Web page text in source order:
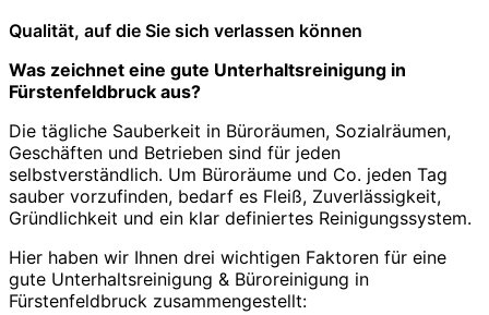
Qualität, auf die Sie sich verlassen können
Was zeichnet eine gute Unterhaltsreinigung in
Fürstenfeldbruck aus?
Die tägliche Sauberkeit in Büroräumen, Sozialräumen,
Geschäften und Betrieben sind für jeden
selbstverständlich. Um Büroräume und Co. jeden Tag
sauber vorzufinden, bedarf es Fleiß, Zuverlässigkeit,
Gründlichkeit und ein klar definiertes Reinigungssystem.
Hier haben wir Ihnen drei wichtigen Faktoren für eine
gute Unterhaltsreinigung & Büroreinigung in
Fürstenfeldbruck zusammengestellt: